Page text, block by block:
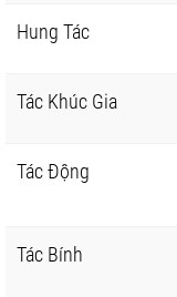
Hung Tác
Tác Khúc Gia
Tác Động
Tác Bính